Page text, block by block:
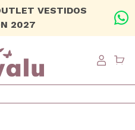
VESTIDOS
2027